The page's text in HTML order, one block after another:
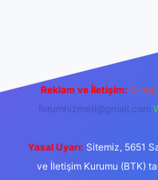
Reklam ve İletişim: E-
forumhizmeti@gmail.com
Yasal Uyarı: Sitemiz, 5651
ve İletişim Kurumu (BTK)